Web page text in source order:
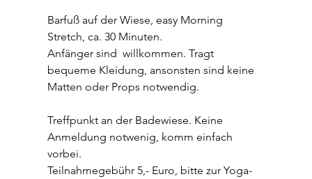
Barfuß auf der Wiese, easy Morning
Stretch, ca. 30 Minuten.
Anfänger sind  willkommen. Tragt
bequeme Kleidung, ansonsten sind keine
Matten oder Props notwendig.
Treffpunkt an der Badewiese. Keine
Anmeldung notwenig, komm einfach
vorbei.
Teilnahmegebühr 5,- Euro, bitte zur Yoga-